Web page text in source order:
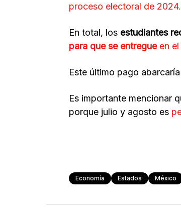
proceso electoral de 2024.
En total, los estudiantes
para que se entregue en el
Este último pago
Es importante mencionar
porque julio y agosto es
Economía Estados México